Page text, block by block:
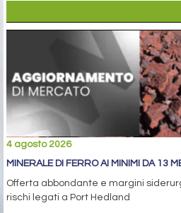
4 agosto 2026
MINERALE DI FERRO AI MINIMI DA 13
Offerta abbondante e margini
rischi legati a Port Hedland